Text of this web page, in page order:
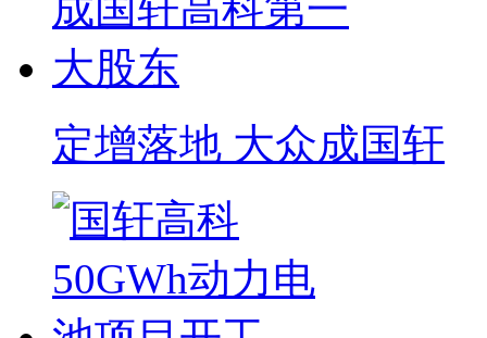
定增落地 大众成国轩